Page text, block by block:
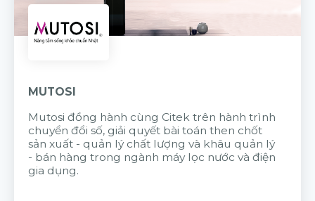
MUTOSI
Mutosi đồng hành cùng Citek trên hành trình
chuyển đổi số, giải quyết bài toán then chốt
sản xuất - quản lý chất lượng và khâu quản lý
- bán hàng trong ngành máy lọc nước và điện
gia dụng.